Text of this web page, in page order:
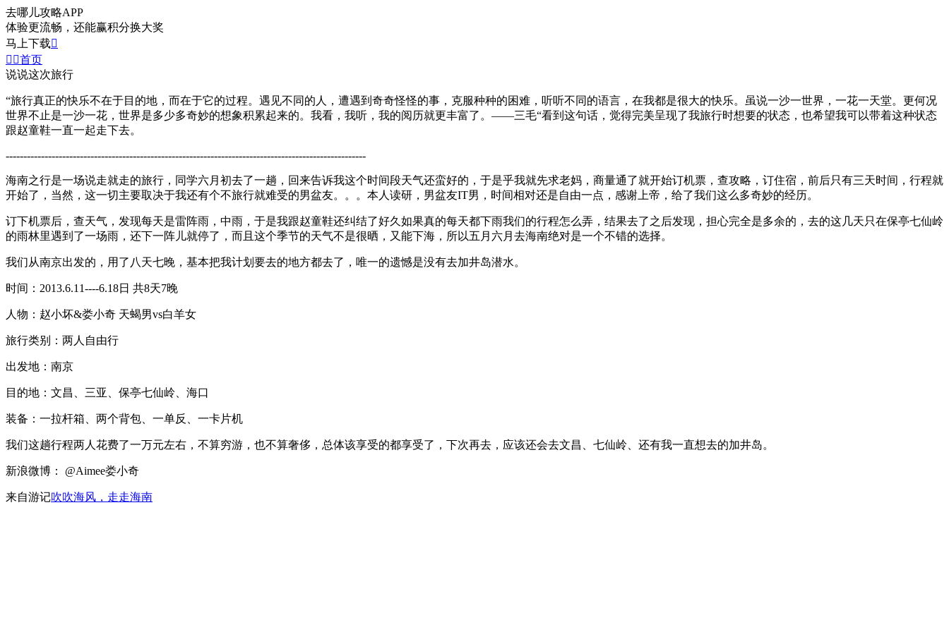
去哪儿攻略APP
体验更流畅，还能赢积分换大奖
马上下载
 首页
说说这次旅行
“旅行真正的快乐不在于目的地，而在于它的过程。遇见不同的人，遭遇到奇奇怪怪的事，克服种种的困难，听听不同的语言，在我都是很大的快乐。虽说一沙一世界，一花一天堂。更何况
世界不止是一沙一花，世界是多少多奇妙的想象积累起来的。我看，我听，我的阅历就更丰富了。——三毛“看到这句话，觉得完美呈现了我旅行时想要的状态，也希望我可以带着这种状态
跟赵童鞋一直一起走下去。
------------------------------------------------------------------------------------------------------
海南之行是一场说走就走的旅行，同学六月初去了一趟，回来告诉我这个时间段天气还蛮好的，于是乎我就先求老妈，商量通了就开始订机票，查攻略，订住宿，前后只有三天时间，行程就
开始了，当然，这一切主要取决于我还有个不旅行就难受的男盆友。。。本人读研，男盆友IT男，时间相对还是自由一点，感谢上帝，给了我们这么多奇妙的经历。
订下机票后，查天气，发现每天是雷阵雨，中雨，于是我跟赵童鞋还纠结了好久如果真的每天都下雨我们的行程怎么弄，结果去了之后发现，担心完全是多余的，去的这几天只在保亭七仙岭
的雨林里遇到了一场雨，还下一阵儿就停了，而且这个季节的天气不是很晒，又能下海，所以五月六月去海南绝对是一个不错的选择。
我们从南京出发的，用了八天七晚，基本把我计划要去的地方都去了，唯一的遗憾是没有去加井岛潜水。
时间：2013.6.11----6.18日 共8天7晚
人物：赵小坏&娄小奇 天蝎男vs白羊女
旅行类别：两人自由行
出发地：南京
目的地：文昌、三亚、保亭七仙岭、海口
装备：一拉杆箱、两个背包、一单反、一卡片机
我们这趟行程两人花费了一万元左右，不算穷游，也不算奢侈，总体该享受的都享受了，下次再去，应该还会去文昌、七仙岭、还有我一直想去的加井岛。
新浪微博： @Aimee娄小奇
来自游记吹吹海风，走走海南